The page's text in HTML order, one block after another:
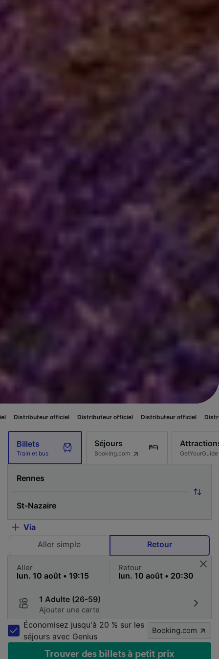
officiel Distributeur officiel Distributeur officiel Distributeur officiel
Billets
Train et bus
Séjours
Booking.com GetYourGuide
Via
Aller simple
Retour
Aller Retour
1 Adulte (26-59)
Ajouter une carte
Économisez jusqu'à 20 % sur les
séjours avec Genius
Booking.com
Trouver des billets à petit prix